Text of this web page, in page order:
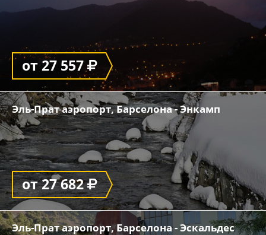
от 27 557
Эль-Прат аэропорт, Барселона - Энкамп
от 27 682
Эль-Прат аэропорт, Барселона - Эскальдес